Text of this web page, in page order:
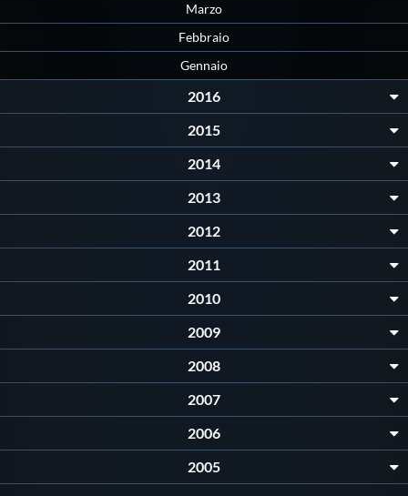
Marzo
Febbraio
Gennaio
2016
2015
2014
2013
2012
2011
2010
2009
2008
2007
2006
2005